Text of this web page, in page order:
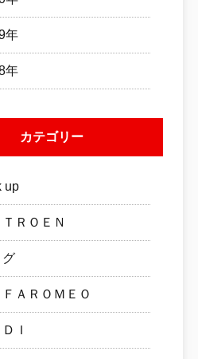
年
年
カテゴリー
up
ＴＲＯＥＮ
グ
ＦＡＲＯＭＥＯ
Ｉ